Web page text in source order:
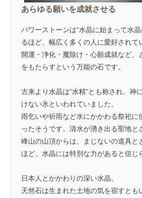
あらゆる願いを成就させる
パワーストーンは“水晶に始まって水
るほど、幅広く多くの人に愛好されて
開運・浄化・魔除け・心願成就など、
をもたらすという万能の石です。
古来より水晶は“水精”とも称され、神
けない氷といわれていました。
雨乞いや祈雨など水にかかわる祭祀に
ったそうです。清水が湧き出る聖地と
峰山の山頂からは、まじないの道具と
ほど、水晶には特別な力があると信じ
日本人とかかわりの深い水晶。
天然石は生まれた土地の気を宿すとも